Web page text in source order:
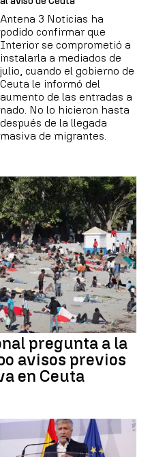
Antena 3 Noticias ha
podido confirmar que
Interior se comprometió a
instalarla a mediados de
julio, cuando el gobierno de
Ceuta le informó del
aumento de las entradas a
nado. No lo hicieron hasta
después de la llegada
masiva de migrantes.
pregunta a la
avisos previos
en Ceuta